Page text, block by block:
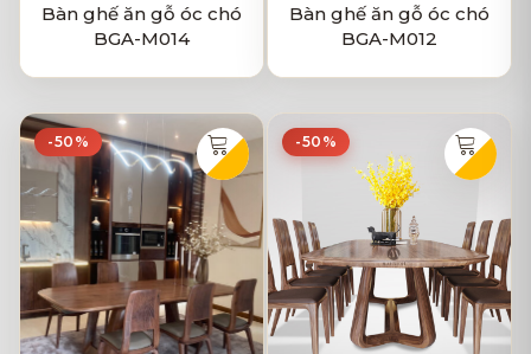
Bàn ghế ăn gỗ óc chó
BGA-M014
Bàn ghế ăn gỗ óc chó
BGA-M012
-50% -50%